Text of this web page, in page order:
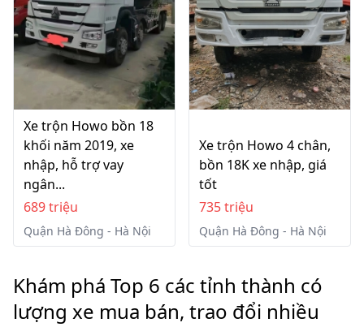
Xe trộn Howo bồn 18
khối năm 2019, xe
nhập, hỗ trợ vay
ngân...
689 triệu
Quận Hà Đông - Hà Nội
Xe trộn Howo 4 chân,
bồn 18K xe nhập, giá
tốt
735 triệu
Quận Hà Đông - Hà Nội
Khám phá Top 6 các tỉnh thành có
lượng xe mua bán, trao đổi nhiều